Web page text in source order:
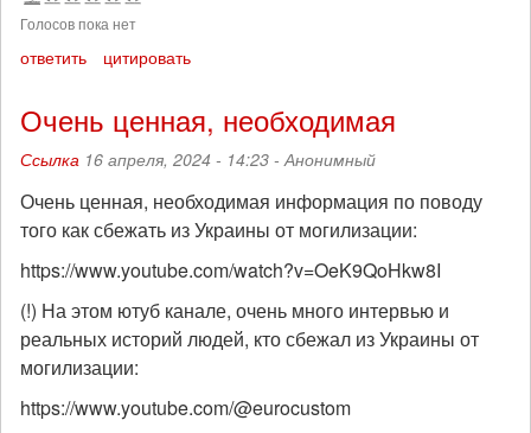
Голосов пока нет
ответить цитировать
Очень ценная, необходимая
Ссылка 16 апреля, 2024 - 14:23 -Анонимный
Очень ценная, необходимая информация по поводу
того как сбежать из Украины от могилизации:
https://www.youtube.com/watch?v=OeK9QoHkw8I
(!) На этом ютуб канале, очень много интервью и
реальных историй людей, кто сбежал из Украины от
могилизации:
https://www.youtube.com/@eurocustom